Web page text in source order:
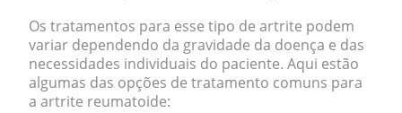
Os tratamentos para esse tipo de artrite podem
variar dependendo da gravidade da doença e das
necessidades individuais do paciente. Aqui estão
algumas das opções de tratamento comuns para
a artrite reumatoide: